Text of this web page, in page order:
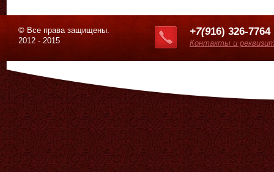
© Все права защищены.
2012 - 2015
+7(916) 326-7764
Контакты и